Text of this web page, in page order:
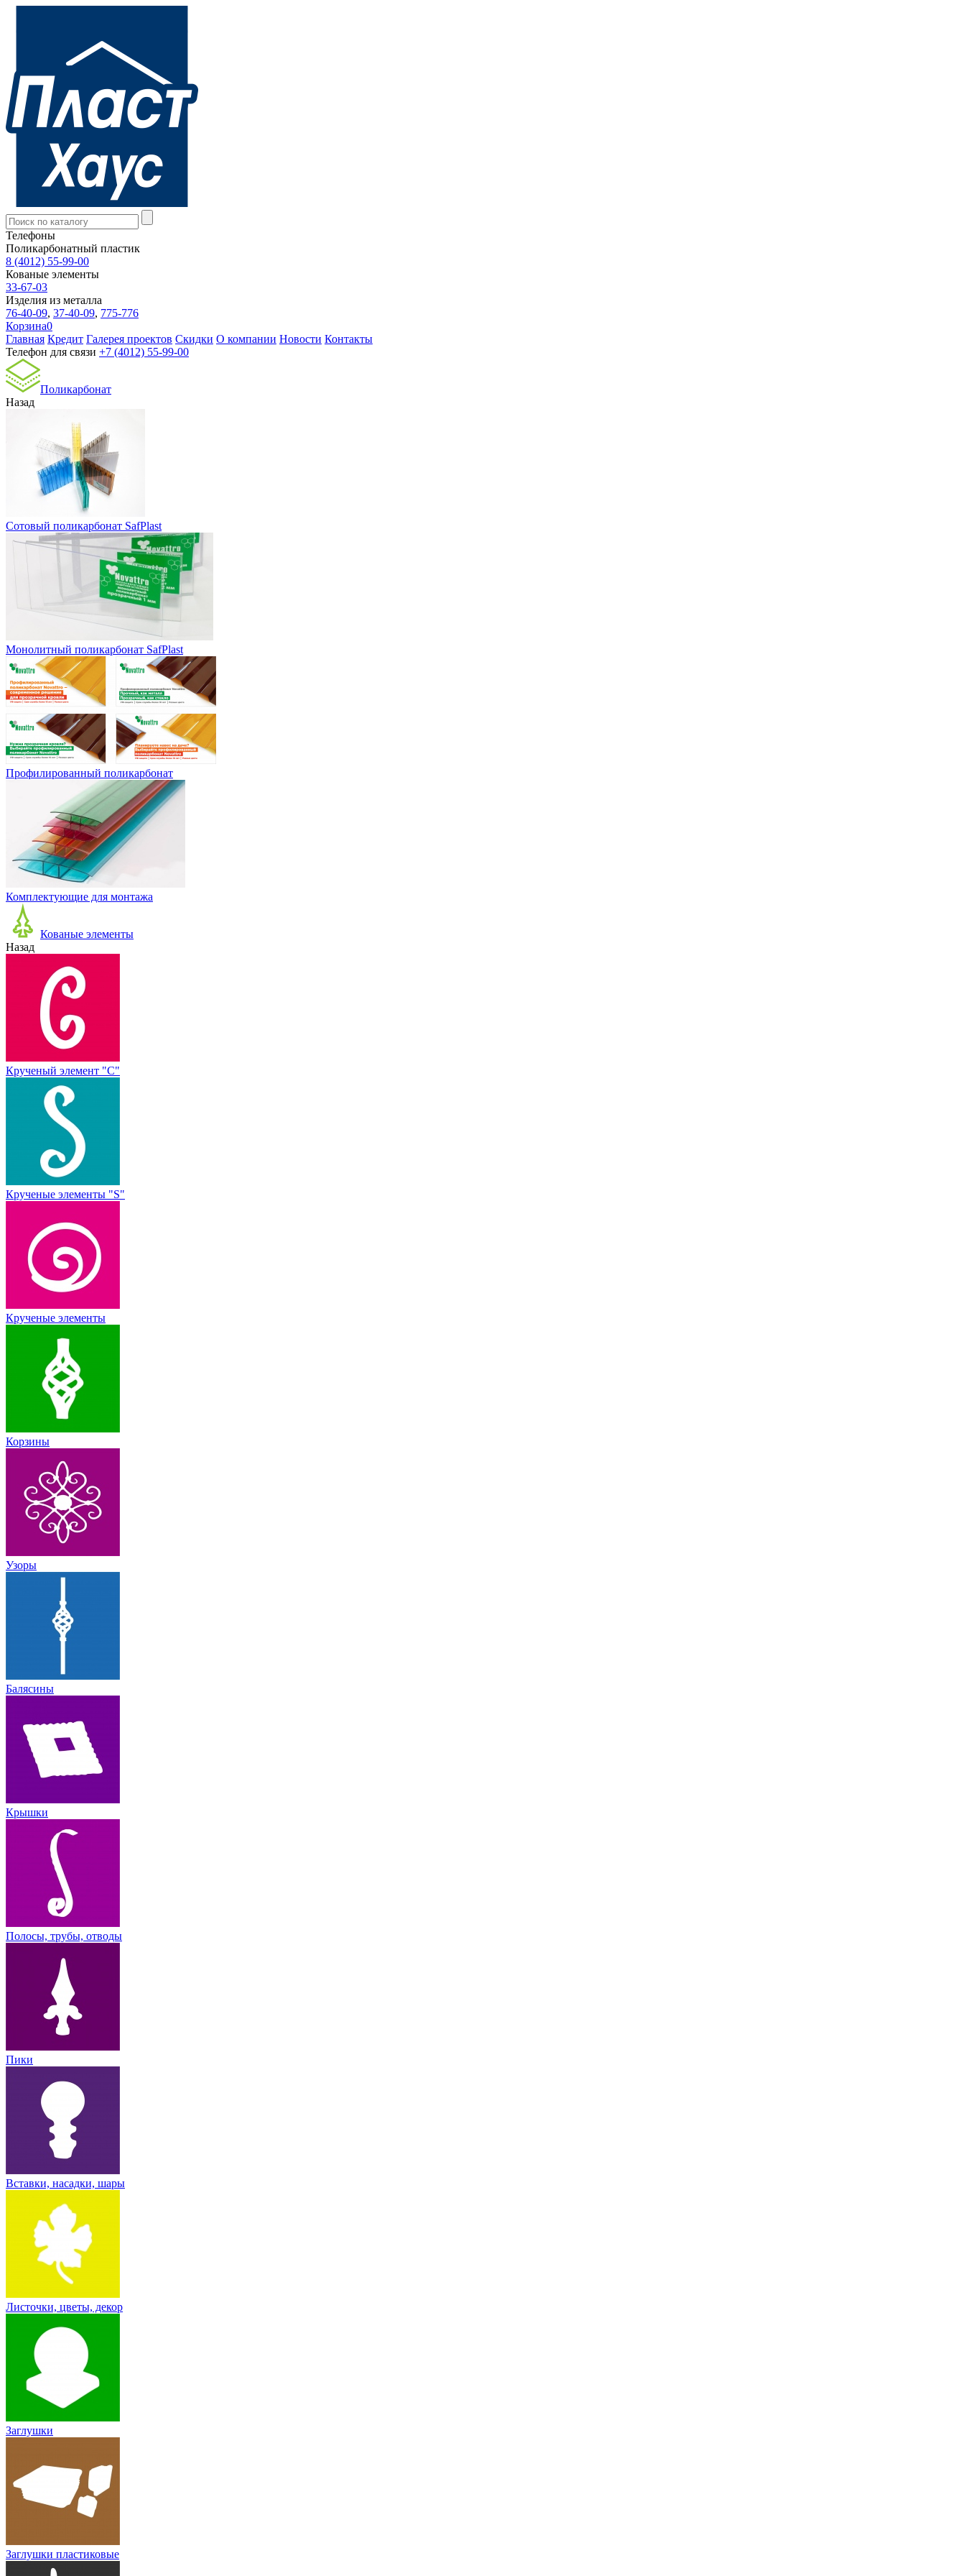
Телефоны
Поликарбонатный пластик
8 (4012) 55-99-00
Кованые элементы
33-67-03
Изделия из металла
76-40-09, 37-40-09, 775-776
Корзина0
Главная Кредит Галерея проектов Скидки О компании Новости Контакты
Телефон для связи +7 (4012) 55-99-00
Поликарбонат
Назад
Сотовый поликарбонат SafPlast
Монолитный поликарбонат SafPlast
Профилированный поликарбонат
Комплектующие для монтажа
Кованые элементы
Назад
Крученый элемент "С"
Крученые элементы "S"
Крученые элементы
Корзины
Узоры
Балясины
Крышки
Полосы, трубы, отводы
Пики
Вставки, насадки, шары
Листочки, цветы, декор
Заглушки
Заглушки пластиковые